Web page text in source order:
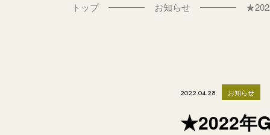
トップ お知らせ
2022.04.28 お知らせ
★2022年